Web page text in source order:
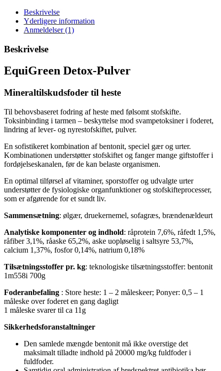
Beskrivelse
Yderligere information
Anmeldelser (1)
Beskrivelse
EquiGreen Detox-Pulver
Mineraltilskudsfoder til heste
Til behovsbaseret fodring af heste med følsomt stofskifte.
Toksinbinding i tarmen – beskyttelse mod svampetoksiner i foderet,
lindring af lever- og nyrestofskiftet, pulver.
En sofistikeret kombination af bentonit, speciel gær og urter.
Kombinationen understøtter stofskiftet og fanger mange giftstoffer i
fordøjelseskanalen, før de kan belaste organismen.
En optimal tilførsel af vitaminer, sporstoffer og udvalgte urter
understøtter de fysiologiske organfunktioner og stofskifteprocesser,
som er afgørende for et sundt liv.
Sammensætning: ølgær, druekernemel, sofagræs, brændenældeurt
Analytiske komponenter og indhold: råprotein 7,6%, råfedt 1,5%,
råfiber 3,1%, råaske 65,2%, aske uopløselig i saltsyre 53,7%,
calcium 1,37%, fosfor 0,14%, natrium 0,18%
Tilsætningsstoffer pr. kg: teknologiske tilsætningsstoffer: bentonit
1m558i 700g
Foderanbefaling : Store heste: 1 – 2 måleskeer; Ponyer: 0,5 – 1
måleske over foderet en gang dagligt
1 måleske svarer til ca 11g
Sikkerhedsforanstaltninger
Den samlede mængde bentonit må ikke overstige det
maksimalt tilladte indhold på 20000 mg/kg fuldfoder i
fuldfoder.